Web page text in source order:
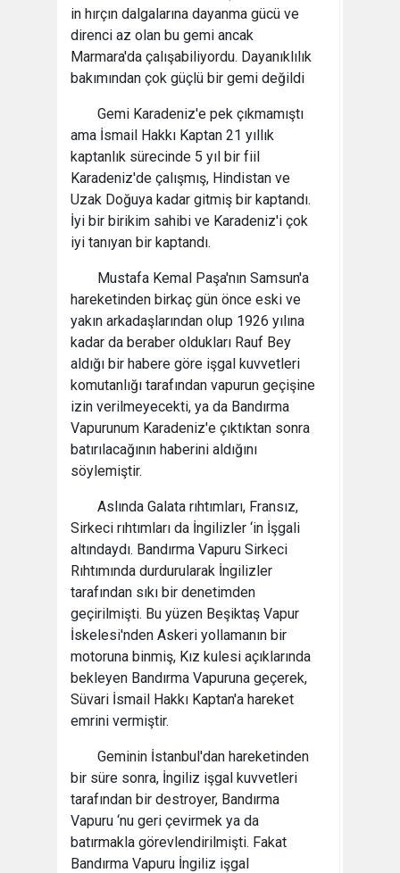
in hırçın dalgalarına dayanma gücü ve
direnci az olan bu gemi ancak
Marmara'da çalışabiliyordu. Dayanıklılık
bakımından çok güçlü bir gemi değildi
Gemi Karadeniz'e pek çıkmamıştı
ama İsmail Hakkı Kaptan 21 yıllık
kaptanlık sürecinde 5 yıl bir fiil
Karadeniz'de çalışmış, Hindistan ve
Uzak Doğuya kadar gitmiş bir kaptandı.
İyi bir birikim sahibi ve Karadeniz'i çok
iyi tanıyan bir kaptandı.
Mustafa Kemal Paşa'nın Samsun'a
hareketinden birkaç gün önce eski ve
yakın arkadaşlarından olup 1926 yılına
kadar da beraber oldukları Rauf Bey
aldığı bir habere göre işgal kuvvetleri
komutanlığı tarafından vapurun geçişine
izin verilmeyecekti, ya da Bandırma
Vapurunum Karadeniz'e çıktıktan sonra
batırılacağının haberini aldığını
söylemiştir.
Aslında Galata rıhtımları, Fransız,
Sirkeci rıhtımları da İngilizler ‘in İşgali
altındaydı. Bandırma Vapuru Sirkeci
Rıhtımında durdurularak İngilizler
tarafından sıkı bir denetimden
geçirilmişti. Bu yüzen Beşiktaş Vapur
İskelesi'nden Askeri yollamanın bir
motoruna binmiş, Kız kulesi açıklarında
bekleyen Bandırma Vapuruna geçerek,
Süvari İsmail Hakkı Kaptan'a hareket
emrini vermiştir.
Geminin İstanbul'dan hareketinden
bir süre sonra, İngiliz işgal kuvvetleri
tarafından bir destroyer, Bandırma
Vapuru ‘nu geri çevirmek ya da
batırmakla görevlendirilmişti. Fakat
Bandırma Vapuru İngiliz işgal